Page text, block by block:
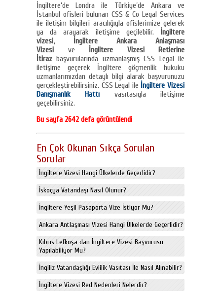
İngiltere’de Londra ile Türkiye’de Ankara ve
İstanbul ofisleri bulunan CSS & Co Legal Services
ile iletişim bilgileri aracılığıyla ofislerimize gelerek
ya da arayarak iletişime geçilebilir.
İngiltere
vizesi, İngiltere Ankara Anlaşması
Vizesi ve İngiltere Vizesi Retlerine
İtiraz başvurularında uzmanlaşmış CSS Legal ile
iletişime geçerek İngiltere göçmenlik hukuku
uzmanlarımızdan detaylı bilgi alarak başvurunuzu
gerçekleştirebilirsiniz. CSS Legal ile İngiltere Vizesi
Danışmanlık Hattı vasıtasıyla iletişime
geçebilirsiniz.
Bu sayfa 2642 defa görüntülendi
En Çok Okunan Sıkça Sorulan
Sorular
İngiltere Vizesi Hangi Ülkelerde Geçerlidir?
İskoçya Vatandaşı Nasıl Olunur?
İngiltere Yeşil Pasaporta Vize İstiyor Mu?
Ankara Antlaşması Vizesi Hangi Ülkelerde Geçerlidir?
Kıbrıs Lefkoşa dan İngiltere Vizesi Başvurusu
Yapılabiliyor Mu?
İngiliz Vatandaşlığı Evlilik Vasıtası İle Nasıl Alınabilir?
İngiltere Vizesi Red Nedenleri Nelerdir?